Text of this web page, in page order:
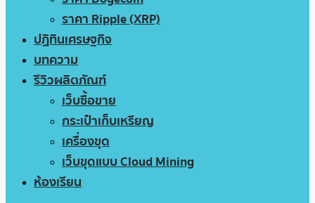
ราคา Ripple (XRP)
ปฏิทินเศรษฐกิจ
บทความ
รีวิวผลิตภัณฑ์
เว็บซื้อขาย
กระเป๋าเก็บเหรียญ
เครื่องขุด
เว็บขุดแบบ Cloud Mining
ห้องเรียน